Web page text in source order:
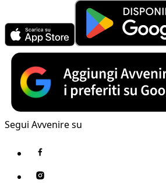
Segui Avvenire su